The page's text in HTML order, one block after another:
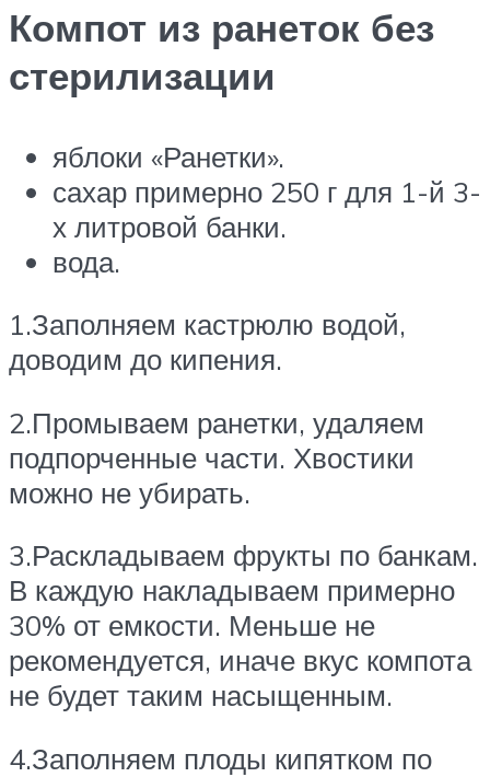
Компот из ранеток без
стерилизации
яблоки «Ранетки».
сахар примерно 250 г для 1-й 3-
х литровой банки.
вода.
1.Заполняем кастрюлю водой,
доводим до кипения.
2.Промываем ранетки, удаляем
подпорченные части. Хвостики
можно не убирать.
3.Раскладываем фрукты по банкам.
В каждую накладываем примерно
30% от емкости. Меньше не
рекомендуется, иначе вкус компота
не будет таким насыщенным.
4.Заполняем плоды кипятком по